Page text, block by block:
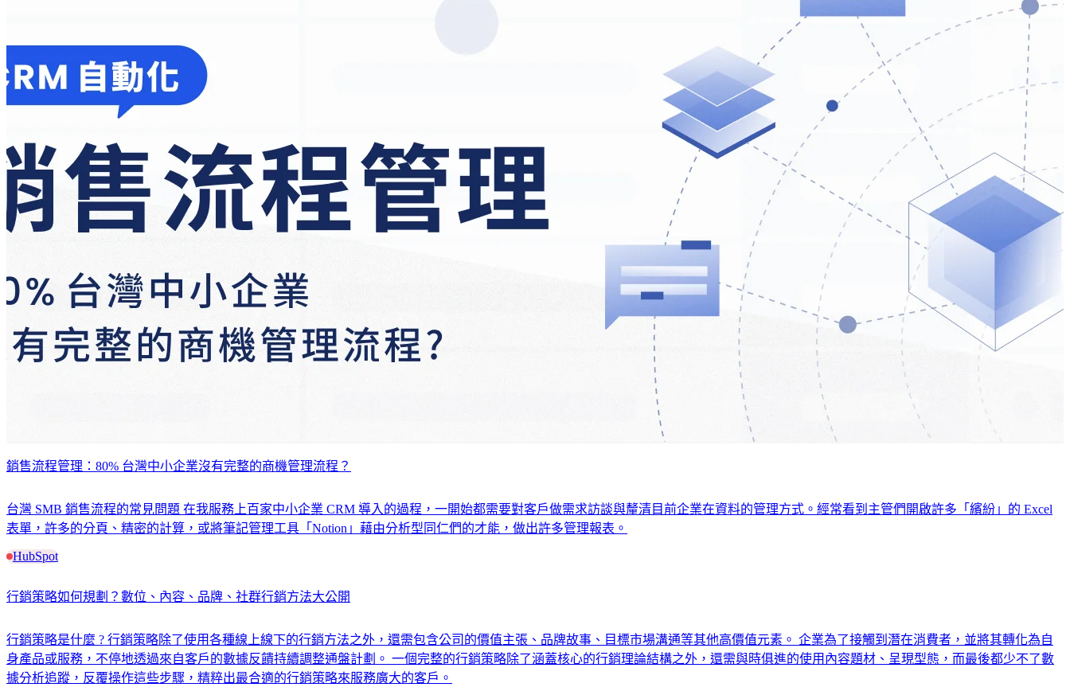
銷售流程管理：80% 台灣中小企業沒有完整的商機管理流程？
台灣 SMB 銷售流程的常見問題 在我服務上百家中小企業 CRM 導入的過程，一開始都需要對客戶做需求訪談與釐清目前企業在資料的管理方式。經常看到主管們開啟許多「繽紛」的 Excel
表單，許多的分頁、精密的計算，或將筆記管理工具「Notion」藉由分析型同仁們的才能，做出許多管理報表。
HubSpot
行銷策略如何規劃？數位、內容、品牌、社群行銷方法大公開
行銷策略是什麼 ? 行銷策略除了使用各種線上線下的行銷方法之外，還需包含公司的價值主張、品牌故事、目標市場溝通等其他高價值元素。 企業為了接觸到潛在消費者，並將其轉化為自
身產品或服務，不停地透過來自客戶的數據反饋持續調整通盤計劃。 一個完整的行銷策略除了涵蓋核心的行銷理論結構之外，還需與時俱進的使用內容題材、呈現型態，而最後都少不了數
據分析追蹤，反覆操作這些步驟，精粹出最合適的行銷策略來服務廣大的客戶。